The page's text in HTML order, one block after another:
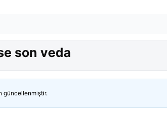
son veda
güncellenmiştir.